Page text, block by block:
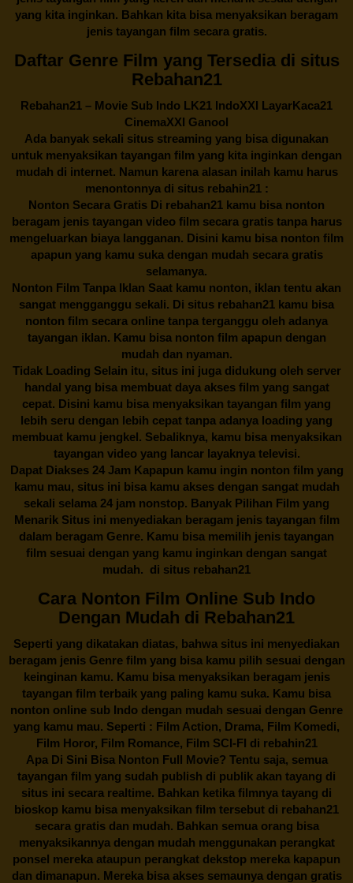
yang kita inginkan. Bahkan kita bisa menyaksikan beragam
jenis tayangan film secara gratis.
Daftar Genre Film yang Tersedia di situs
Rebahan21
Rebahan21 – Movie Sub Indo LK21 IndoXXI LayarKaca21
CinemaXXI Ganool
Ada banyak sekali situs streaming yang bisa digunakan
untuk menyaksikan tayangan film yang kita inginkan dengan
mudah di internet. Namun karena alasan inilah kamu harus
menontonnya di situs rebahin21 :
Nonton Secara Gratis Di rebahan21 kamu bisa nonton
beragam jenis tayangan video film secara gratis tanpa harus
mengeluarkan biaya langganan. Disini kamu bisa nonton film
apapun yang kamu suka dengan mudah secara gratis
selamanya.
Nonton Film Tanpa Iklan Saat kamu nonton, iklan tentu akan
sangat mengganggu sekali. Di situs rebahan21 kamu bisa
nonton film secara online tanpa terganggu oleh adanya
tayangan iklan. Kamu bisa nonton film apapun dengan
mudah dan nyaman.
Tidak Loading Selain itu, situs ini juga didukung oleh server
handal yang bisa membuat daya akses film yang sangat
cepat. Disini kamu bisa menyaksikan tayangan film yang
lebih seru dengan lebih cepat tanpa adanya loading yang
membuat kamu jengkel. Sebaliknya, kamu bisa menyaksikan
tayangan video yang lancar layaknya televisi.
Dapat Diakses 24 Jam Kapapun kamu ingin nonton film yang
kamu mau, situs ini bisa kamu akses dengan sangat mudah
sekali selama 24 jam nonstop. Banyak Pilihan Film yang
Menarik Situs ini menyediakan beragam jenis tayangan film
dalam beragam Genre. Kamu bisa memilih jenis tayangan
film sesuai dengan yang kamu inginkan dengan sangat
mudah. di situs rebahan21
Cara Nonton Film Online Sub Indo
Dengan Mudah di Rebahan21
Seperti yang dikatakan diatas, bahwa situs ini menyediakan
beragam jenis Genre film yang bisa kamu pilih sesuai dengan
keinginan kamu. Kamu bisa menyaksikan beragam jenis
tayangan film terbaik yang paling kamu suka. Kamu bisa
nonton online sub Indo dengan mudah sesuai dengan Genre
yang kamu mau. Seperti : Film Action, Drama, Film Komedi,
Film Horor, Film Romance, Film SCI-FI di rebahin21
Apa Di Sini Bisa Nonton Full Movie? Tentu saja, semua
tayangan film yang sudah publish di publik akan tayang di
situs ini secara realtime. Bahkan ketika filmnya tayang di
bioskop kamu bisa menyaksikan film tersebut di rebahan21
secara gratis dan mudah. Bahkan semua orang bisa
menyaksikannya dengan mudah menggunakan perangkat
ponsel mereka ataupun perangkat dekstop mereka kapapun
dan dimanapun. Mereka bisa akses semaunya dengan gratis